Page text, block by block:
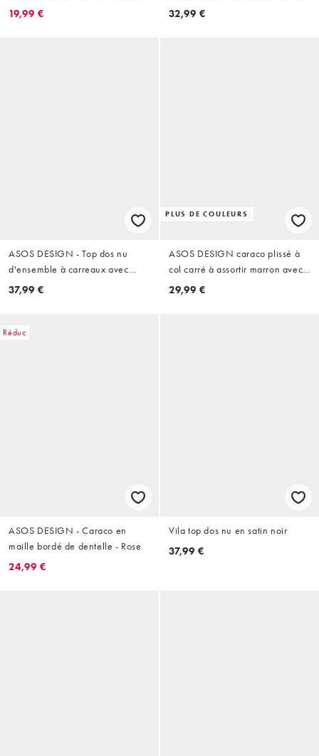
à motifs fleuris
19,99 €
torsadée
32,99 €
ASOS DESIGN - Top dos nu
d'ensemble à carreaux avec
ourlet boule - Vert
37,99 €
PLUS DE COULEURS
ASOS DESIGN caraco plissé à
col carré à assortir marron avec
bordure en dentelle noire
29,99 €
Réduc
ASOS DESIGN - Caraco en
maille bordé de dentelle - Rose
24,99 €
Vila top dos nu en satin noir
37,99 €